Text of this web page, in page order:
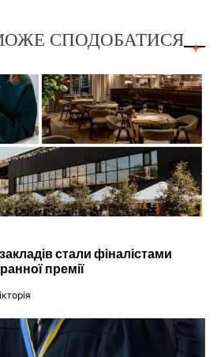
СПОДОБАТИСЯ
стали фіналістами
премії